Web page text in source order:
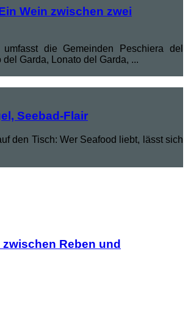
Wein zwischen zwei
umfasst die Gemeinden Peschiera del
Garda, Lonato del Garda, ...
Seebad-Flair
den Tisch: Wer Seafood liebt, lässt sich
Reben und